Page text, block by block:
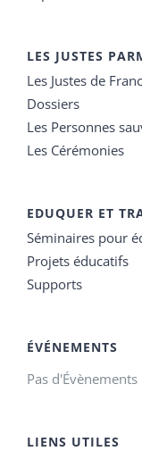
LES JUSTES
Les Justes de
Dossiers
Les Personnes
Les Cérémonies
EDUQUER ET
Séminaires pour
Projets éducatifs
Supports
ÉVÉNEMENTS
Pas
LIENS UTILES